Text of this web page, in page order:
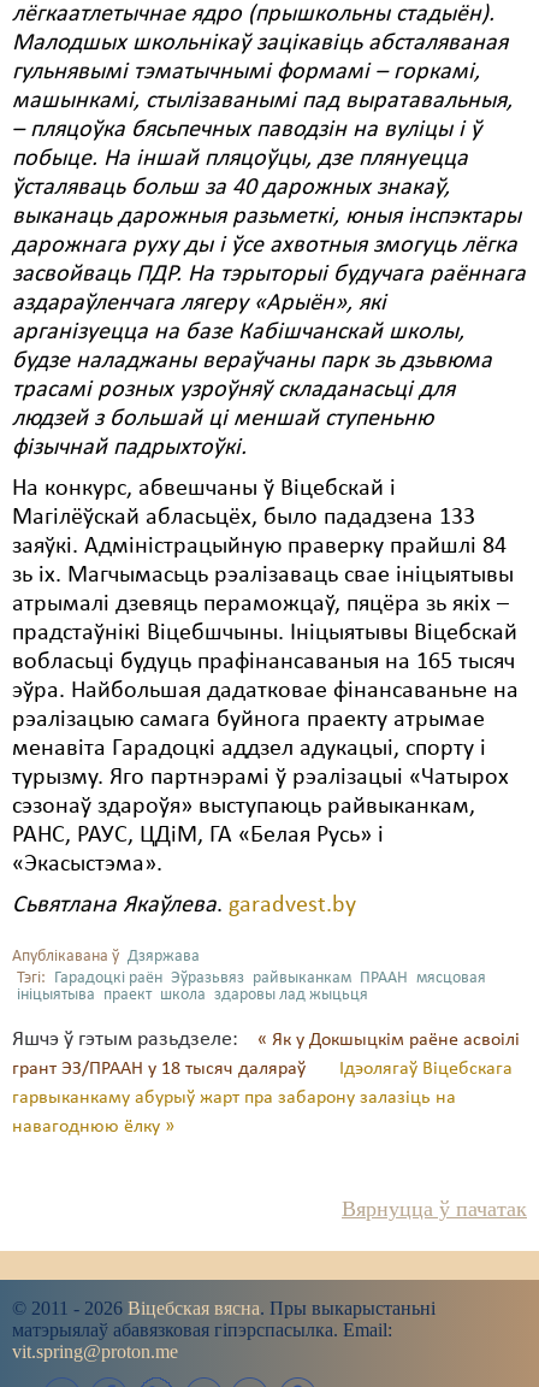
лёгкаатлетычнае ядро (прышкольны стадыён).
Малодшых школьнікаў зацікавіць абсталяваная
гульнявымі тэматычнымі формамі – горкамі,
машынкамі, стылізаванымі пад выратавальныя,
– пляцоўка бясьпечных паводзін на вуліцы і ў
побыце. На іншай пляцоўцы, дзе плянуецца
ўсталяваць больш за 40 дарожных знакаў,
выканаць дарожныя разьметкі, юныя інспэктары
дарожнага руху ды і ўсе ахвотныя змогуць лёгка
засвойваць ПДР. На тэрыторыі будучага раённага
аздараўленчага лягеру «Арыён», які
арганізуецца на базе Кабішчанскай школы,
будзе наладжаны вераўчаны парк зь дзьвюма
трасамі розных узроўняў складанасьці для
людзей з большай ці меншай ступеньню
фізычнай падрыхтоўкі.
На конкурс, абвешчаны ў Віцебскай і
Магілёўскай абласьцёх, было пададзена 133
заяўкі. Адміністрацыйную праверку прайшлі 84
зь іх. Магчымасьць рэалізаваць свае ініцыятывы
атрымалі дзевяць пераможцаў, пяцёра зь якіх –
прадстаўнікі Віцебшчыны. Ініцыятывы Віцебскай
вобласьці будуць прафінансаваныя на 165 тысяч
эўра. Найбольшая дадатковае фінансаваньне на
рэалізацыю самага буйнога праекту атрымае
менавіта Гарадоцкі аддзел адукацыі, спорту і
турызму. Яго партнэрамі ў рэалізацыі «Чатырох
сэзонаў здароўя» выступаюць райвыканкам,
РАНС, РАУС, ЦДіМ, ГА «Белая Русь» і
«Экасыстэма».
Сьвятлана Якаўлева. garadvest.by
Апублікавана ў Дзяржава
Тэгі: Гарадоцкі раён Эўразьвяз райвыканкам ПРААН мясцовая
ініцыятыва праект школа здаровы лад жыцьця
Яшчэ ў гэтым разьдзеле:
« Як у Докшыцкім раёне асвоілі
грант ЭЗ/ПРААН у 18 тысяч даляраў
Ідэолягаў Віцебскага
гарвыканкаму абурыў жарт пра забарону залазіць на
навагоднюю ёлку »
Вярнуцца ў пачатак
© 2011 - 2026 Віцебская вясна. Пры выкарыстаньні
матэрыялаў абавязковая гіпэрспасылка. Email:
vit.spring@proton.me